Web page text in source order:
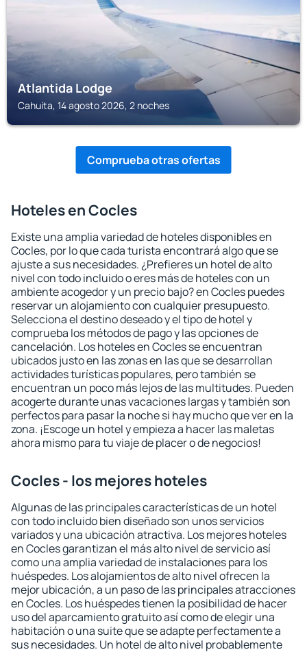
Atlantida Lodge
Cahuita, 14 agosto 2026, 2 noches
Comprueba otras ofertas
Hoteles en Cocles
Existe una amplia variedad de hoteles disponibles en
Cocles, por lo que cada turista encontrará algo que se
ajuste a sus necesidades. ¿Prefieres un hotel de alto
nivel con todo incluido o eres más de hoteles con un
ambiente acogedor y un precio bajo? en Cocles puedes
reservar un alojamiento con cualquier presupuesto.
Selecciona el destino deseado y el tipo de hotel y
comprueba los métodos de pago y las opciones de
cancelación. Los hoteles en Cocles se encuentran
ubicados justo en las zonas en las que se desarrollan
actividades turísticas populares, pero también se
encuentran un poco más lejos de las multitudes. Pueden
acogerte durante unas vacaciones largas y también son
perfectos para pasar la noche si hay mucho que ver en la
zona. ¡Escoge un hotel y empieza a hacer las maletas
ahora mismo para tu viaje de placer o de negocios!
Cocles - los mejores hoteles
Algunas de las principales características de un hotel
con todo incluido bien diseñado son unos servicios
variados y una ubicación atractiva. Los mejores hoteles
en Cocles garantizan el más alto nivel de servicio así
como una amplia variedad de instalaciones para los
huéspedes. Los alojamientos de alto nivel ofrecen la
mejor ubicación, a un paso de las principales atracciones
en Cocles. Los huéspedes tienen la posibilidad de hacer
uso del aparcamiento gratuito así como de elegir una
habitación o una suite que se adapte perfectamente a
sus necesidades. Un hotel de alto nivel probablemente